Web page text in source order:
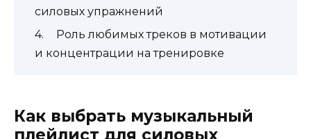
силовых упражнений
Роль любимых треков в мотивации
и концентрации на тренировке
Как выбрать музыкальный